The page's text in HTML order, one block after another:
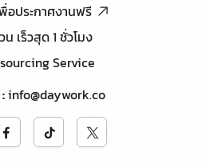
อประกาศงานฟรี
เร็วสุด 1 ชั่วโมง
Service
:info@daywork.co